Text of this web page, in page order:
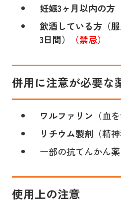
妊娠3ヶ月以内の方
飲酒している方（
3日間）
（禁忌）
併用に注意が必要な
ワルファリン （血
リチウム製剤 （精
一部の抗てんかん
使用上の注意